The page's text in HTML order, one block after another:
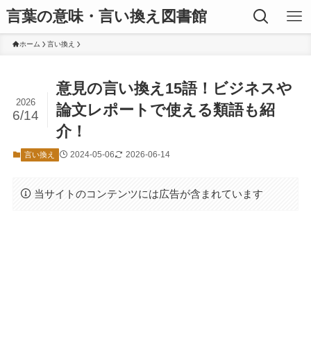
言葉の意味・言い換え図書館
ホーム 言い換え
意見の言い換え15語！ビジネスや
論文レポートで使える類語も紹
介！
2026
6/14
言い換え 2024-05-06 2026-06-14
当サイトのコンテンツには広告が含まれています